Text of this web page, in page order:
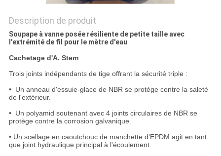
Description de produit
Soupape à vanne posée résiliente de petite taille avec
l'extrémité de fil pour le mètre d'eau
Cachetage d'A. Stem
Trois joints indépendants de tige offrant la sécurité triple :
• Un anneau d'essuie-glace de NBR se protège contre la saleté
de l'extérieur.
• Un polyamid soutenant avec 4 joints circulaires de NBR se
protège contre la corrosion galvanique.
• Un scellage en caoutchouc de manchette d'EPDM agit en tant
que joint hydraulique principal à l'écoulement.